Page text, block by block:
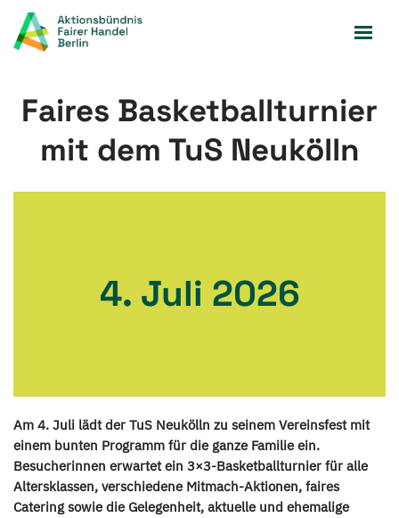
Zum
Faires Basketballturnier
mit dem TuS Neukölln
4. Juli 2026
Am 4. Juli lädt der TuS Neukölln zu seinem Vereinsfest mit
einem bunten Programm für die ganze Familie ein.
Besucherinnen erwartet ein 3×3-Basketballturnier für alle
Altersklassen, verschiedene Mitmach-Aktionen, faires
Catering sowie die Gelegenheit, aktuelle und ehemalige